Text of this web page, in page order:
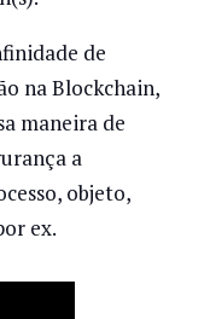
de
na Blockchain,
maneira de
a
objeto,
ex.